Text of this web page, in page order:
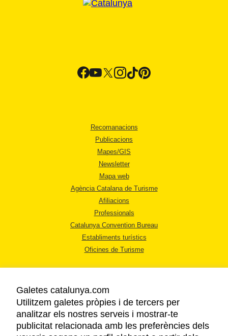
Recomanacions
Publicacions
Mapes/GIS
Newsletter
Mapa web
Agència Catalana de Turisme
Afiliacions
Professionals
Catalunya Convention Bureau
Establiments turístics
Oficines de Turisme
AVÍS LEGAL
POLÍTICA DE PRIVACITAT
Galetes catalunya.com
Utilitzem galetes pròpies i de tercers per
analitzar els nostres serveis i mostrar-te
publicitat relacionada amb les preferències dels